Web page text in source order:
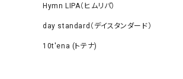
Hymn LIPA（ヒムリパ）
day standard（デイスタンダード）
10t'ena (トテナ)